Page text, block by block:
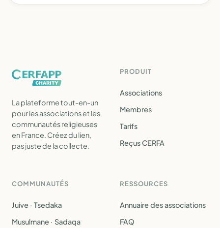
La plateforme tout-en-un
pour les associations et les
communautés religieuses
en France. Créez du lien,
pas juste de la collecte.
PRODUIT
Associations
Membres
Tarifs
Reçus CERFA
COMMUNAUTÉS
Juive · Tsedaka
Musulmane · Sadaqa
RESSOURCES
Annuaire des associations
FAQ